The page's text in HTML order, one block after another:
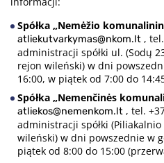
Spółka „Nemėžio
atliekutvarkymas@nkom.lt ,
administracji spółki ul. (Sodų
rejon wileński) w dni
16:00, w piątek od 7:00 do
Spółka „Nemenčinės
atliekos@nemenkom.lt , tel.
administracji spółki
wileński) w dni powszednie w
piątek od 8:00 do 15:00